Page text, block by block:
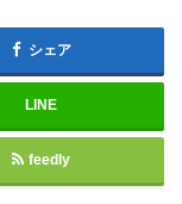
シェア
LINE
feedly